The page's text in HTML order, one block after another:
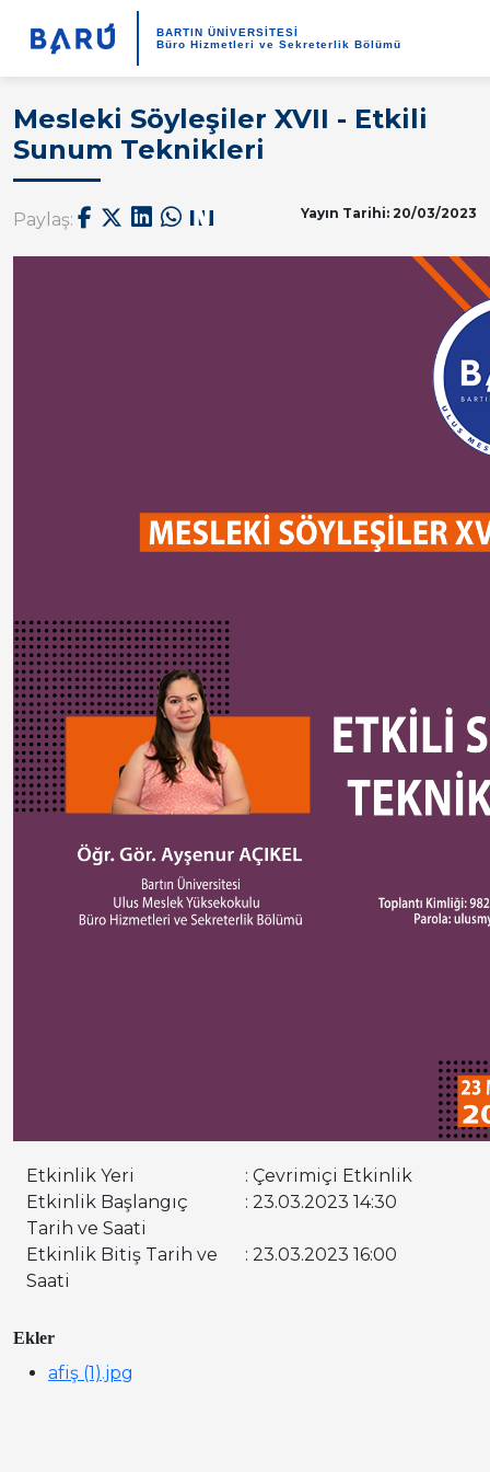
BARTIN ÜNİVERSİTESİ
Büro Hizmetleri ve Sekreterlik Bölümü
Mesleki Söyleşiler XVII - Etkili
Sunum Teknikleri
Paylaş: Yayın Tarihi: 20/03/2023
Etkinlik Yeri
: Çevrimiçi Etkinlik
Etkinlik Başlangıç
Tarih ve Saati
: 23.03.2023 14:30
Etkinlik Bitiş Tarih ve
Saati
: 23.03.2023 16:00
Ekler
afiş (1).jpg